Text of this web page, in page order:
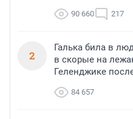
90 660 217
2
Галька била в
в скорые на
Геленджике
84 657